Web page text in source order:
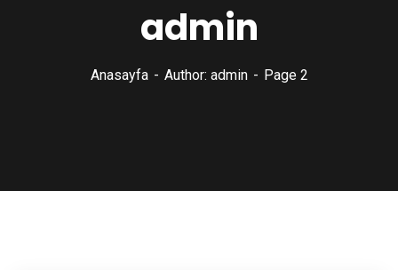
admin
Anasayfa Author: admin Page 2